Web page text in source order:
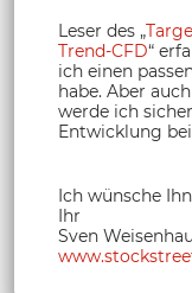
Leser des „
Trend-CFD“
ich einen
habe. Aber
werde ich
Entwicklung
Ich wünsche
Ihr
Sven